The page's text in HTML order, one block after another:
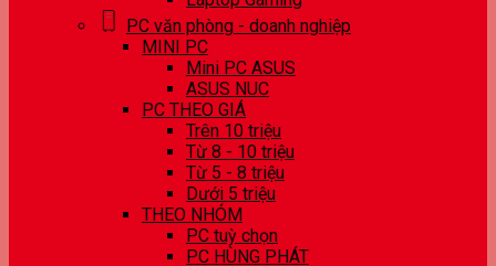
PC văn phòng - doanh nghiệp
MINI PC
Mini PC ASUS
ASUS NUC
PC THEO GIÁ
Trên 10 triệu
Từ 8 - 10 triệu
Từ 5 - 8 triệu
Dưới 5 triệu
THEO NHÓM
PC tuỳ chọn
PC HÙNG PHÁT